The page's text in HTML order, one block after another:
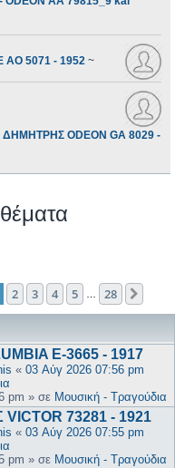
AO 5071 - 1952 ~
ODEON GA 8029 -
από28
2 3 4 5 28
E-3665 - 1917
« 03 Αύγ 2026 07:56 pm
pm » σε Μουσική - Τραγούδια
73281 - 1921
« 03 Αύγ 2026 07:55 pm
pm » σε Μουσική - Τραγούδια